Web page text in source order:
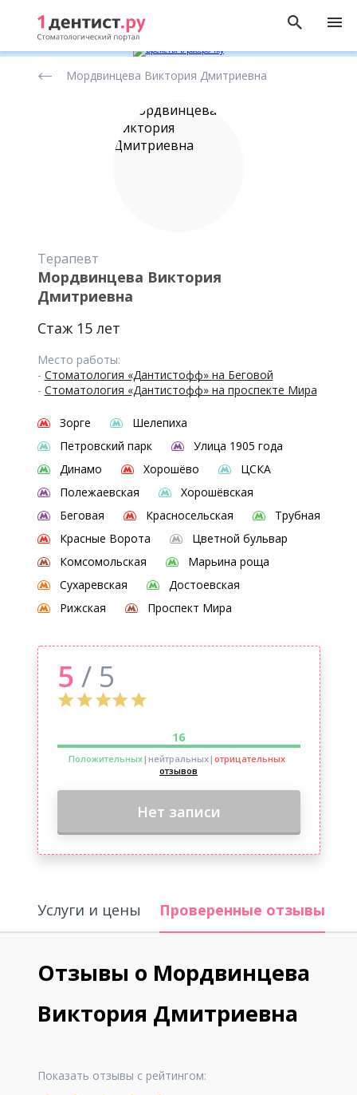
стоматологов
Мордвинцева Виктория Дмитриевна
Терапевт
Мордвинцева Виктория
Дмитриевна
Стаж 15 лет
Место работы:
- Стоматология «Дантистофф» на Беговой
- Стоматология «Дантистофф» на проспекте Мира
Зорге
Шелепиха
Петровский парк
Улица 1905 года
Динамо
Хорошёво
ЦСКА
Полежаевская
Хорошёвская
Беговая
Красносельская
Трубная
Красные Ворота
Цветной бульвар
Комсомольская
Марьина роща
Сухаревская
Достоевская
Рижская
Проспект Мира
5 / 5
16
Положительных|нейтральных| отрицательных
отзывов
Нет записи
Услуги и цены Проверенные отзывы
Отзывы о Мордвинцева
Виктория Дмитриевна
Показать отзывы с рейтингом: